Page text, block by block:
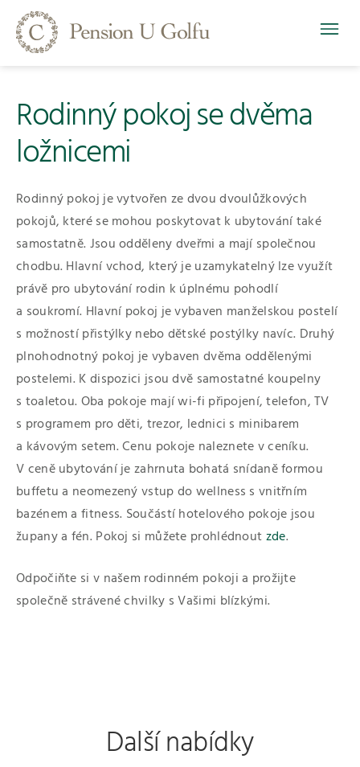
Rodinný pokoj se dvěma
ložnicemi
Rodinný pokoj je vytvořen ze dvou dvoulůžkových
pokojů, které se mohou poskytovat k ubytování také
samostatně. Jsou odděleny dveřmi a mají společnou
chodbu. Hlavní vchod, který je uzamykatelný lze využít
právě pro ubytování rodin k úplnému pohodlí
a soukromí. Hlavní pokoj je vybaven manželskou postelí
s možností přistýlky nebo dětské postýlky navíc. Druhý
plnohodnotný pokoj je vybaven dvěma oddělenými
postelemi. K dispozici jsou dvě samostatné koupelny
s toaletou. Oba pokoje mají wi-fi připojení, telefon, TV
s programem pro děti, trezor, lednici s minibarem
a kávovým setem. Cenu pokoje naleznete v ceníku.
V ceně ubytování je zahrnuta bohatá snídaně formou
buffetu a neomezený vstup do wellness s vnitřním
bazénem a fitness. Součástí hotelového pokoje jsou
župany a fén. Pokoj si můžete prohlédnoutzde.
Odpočiňte si v našem rodinném pokoji a prožijte
společně strávené chvilky s Vašimi blízkými.
Další nabídky